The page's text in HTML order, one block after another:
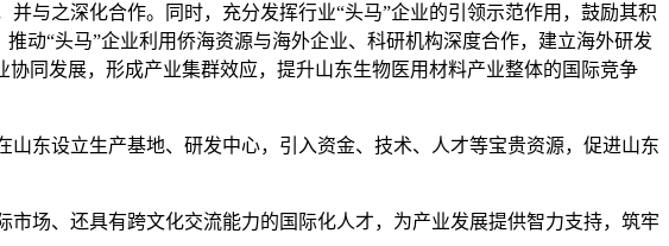
之深化合作。同时，充分发挥行业“头马”企业的引领示范作用，鼓励其积
动“头马”企业利用侨海资源与海外企业、科研机构深度合作，建立海外研发
同发展，形成产业集群效应，提升山东生物医用材料产业整体的国际竞争
东设立生产基地、研发中心，引入资金、技术、人才等宝贵资源，促进山东
场、还具有跨文化交流能力的国际化人才，为产业发展提供智力支持，筑牢